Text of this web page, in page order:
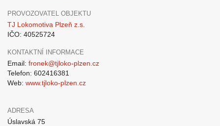
PROVOZOVATEL OBJEKTU
TJ Lokomotiva Plzeň z.s.
IČO: 40525724
KONTAKTNÍ INFORMACE
Email: fronek@tjloko-plzen.cz
Telefon: 602416381
Web: www.tjloko-plzen.cz
ADRESA
Úslavská 75